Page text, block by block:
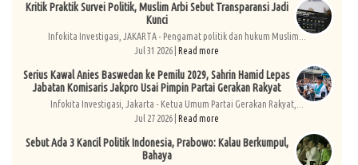
Kritik Praktik Survei Politik, Muslim Arbi Sebut Transparansi Jadi
Kunci
Infokita Investigasi, JAKARTA - Pengamat politik dan hukum Muslim...
Jul 31 2026 | Read more
Serius Kawal Anies Baswedan ke Pemilu 2029, Sahrin Hamid Lepas
Jabatan Komisaris Jakpro Usai Pimpin Partai Gerakan Rakyat
Infokita Investigasi, Jakarta - Ketua Umum Partai Gerakan Rakyat,...
Jul 27 2026 | Read more
Sebut Ada 3 Kancil Politik Indonesia, Prabowo: Kalau Berkumpul,
Bahaya